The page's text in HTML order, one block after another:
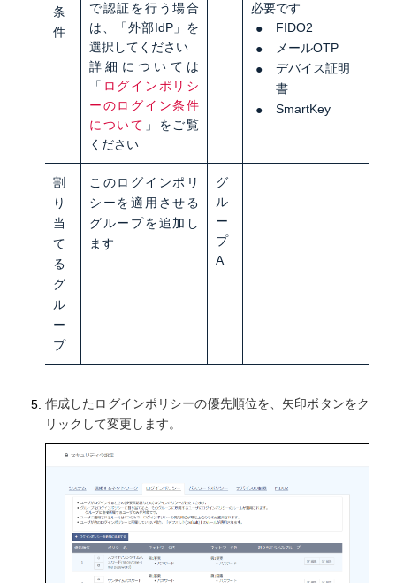
条
件
で認証を行う場合
は、「外部IdP」を
選択して くださ い
詳細については
「 ログインポリシ
ーのログイン条件
について 」をご覧
ください
必要です
FIDO2
メールOTP
デバイス証明
書
SmartKey
割
り
当
て
る
グ
ル
ー
プ
このログインポリ
シーを適用させる
グループを追加し
ます
グ
ル
ー
プ
A
作成したログインポリシーの優先順位を、矢印ボタンをク
リックして変更します。